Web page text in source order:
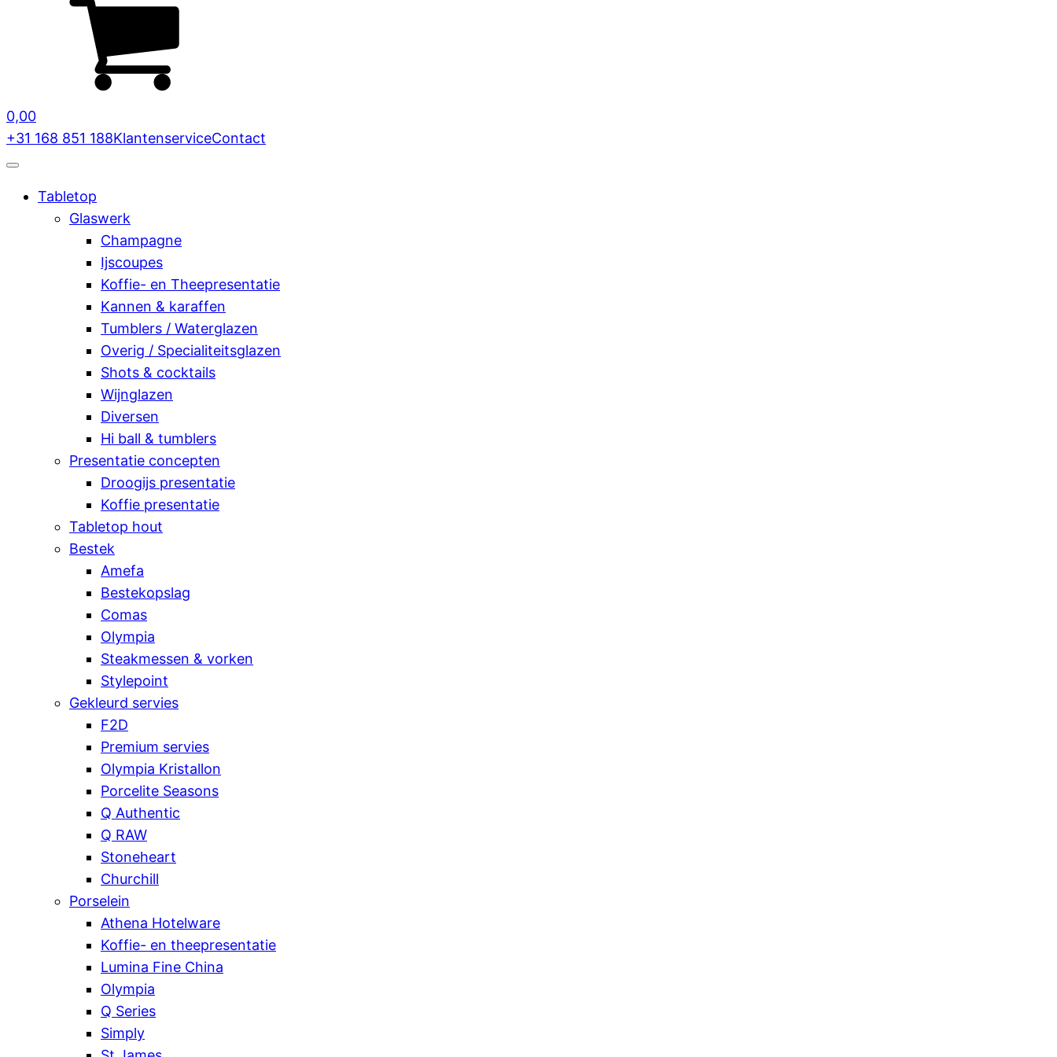
0,00
+31 168 851 188KlantenserviceContact
Tabletop
Glaswerk
Champagne
Ijscoupes
Koffie- en Theepresentatie
Kannen & karaffen
Tumblers / Waterglazen
Overig / Specialiteitsglazen
Shots & cocktails
Wijnglazen
Diversen
Hi ball & tumblers
Presentatie concepten
Droogijs presentatie
Koffie presentatie
Tabletop hout
Bestek
Amefa
Bestekopslag
Comas
Olympia
Steakmessen & vorken
Stylepoint
Gekleurd servies
F2D
Premium servies
Olympia Kristallon
Porcelite Seasons
Q Authentic
Q RAW
Stoneheart
Churchill
Porselein
Athena Hotelware
Koffie- en theepresentatie
Lumina Fine China
Olympia
Q Series
Simply